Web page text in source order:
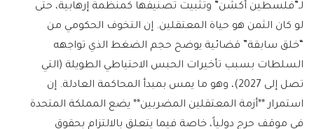
لـ”فلسطين أكشن” وتثبيت تصنيفها كمنظمة إرهابية، حتى
لو كان الثمن هو حياة المعتقلين. إن التخوف الحكومي من
“خلق سابقة” قضائية يوضح حجم الضغط الذي تواجهه
السلطات بسبب تأخيرات الحبس الاحتياطي الطويلة (التي
تصل إلى 2027)، وهو ما يمس بمبدأ المحاكمة العادلة. إن
استمرار **أزمة المعتقلين المضربين** يضع المملكة المتحدة
في موقف حرج دولياً، خاصة فيما يتعلق بالالتزام بحقوق